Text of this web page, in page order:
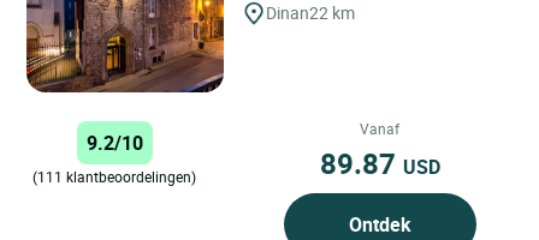
Dinan22 km
9.2/10
(111 klantbeoordelingen)
Vanaf
89.87 USD
Ontdek